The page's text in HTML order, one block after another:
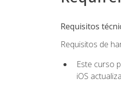
Requisitos
Requisitos de
Este curso
iOS